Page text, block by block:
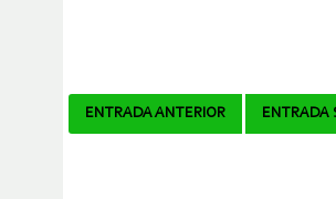
Navegador
ENTRADA ANTERIOR ENTRADA